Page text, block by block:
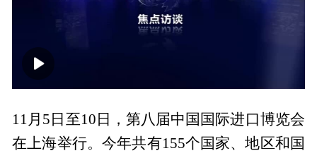
11月5日至10日，第八届中国国际进口博览会
在上海举行。今年共有155个国家、地区和国